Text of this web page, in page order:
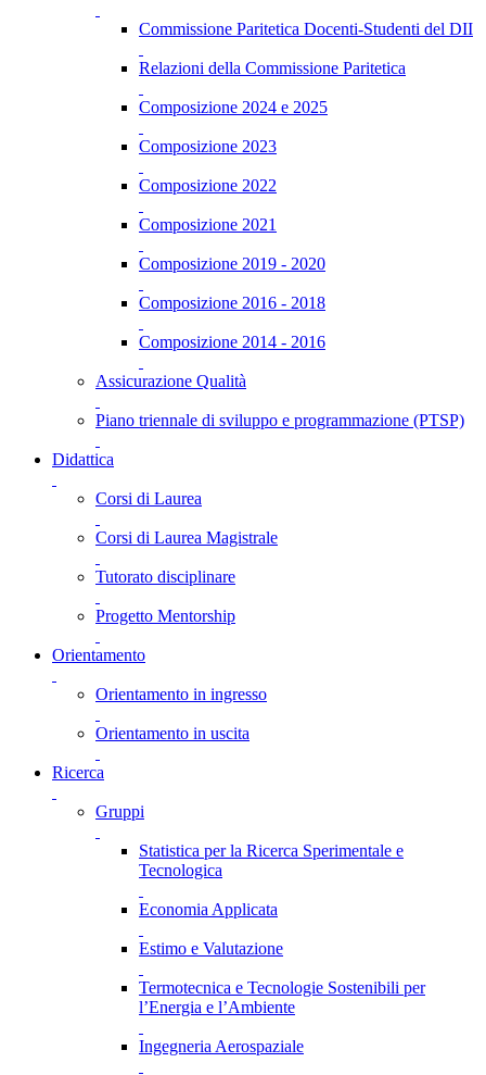
Commissione Paritetica Docenti-Studenti del DII
Relazioni della Commissione Paritetica
Composizione 2024 e 2025
Composizione 2023
Composizione 2022
Composizione 2021
Composizione 2019 - 2020
Composizione 2016 - 2018
Composizione 2014 - 2016
Assicurazione Qualità
Piano triennale di sviluppo e programmazione (PTSP)
Didattica
Corsi di Laurea
Corsi di Laurea Magistrale
Tutorato disciplinare
Progetto Mentorship
Orientamento
Orientamento in ingresso
Orientamento in uscita
Ricerca
Gruppi
Statistica per la Ricerca Sperimentale e
Tecnologica
Economia Applicata
Estimo e Valutazione
Termotecnica e Tecnologie Sostenibili per
l’Energia e l’Ambiente
Ingegneria Aerospaziale